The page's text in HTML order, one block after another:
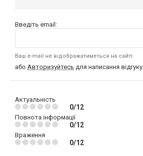
Введіть email:
Ваш e-mail не відображатиметься на сайті
або Авторизуйтесь для написання відгуку
Актуальність
0/12
Повнота інформації
0/12
Враження
0/12